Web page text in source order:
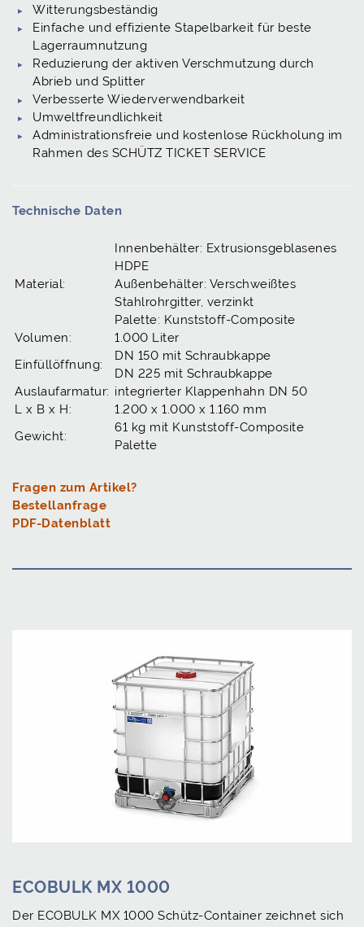
Witterungsbeständig
Einfache und effiziente Stapelbarkeit für beste
Lagerraumnutzung
Reduzierung der aktiven Verschmutzung durch
Abrieb und Splitter
Verbesserte Wiederverwendbarkeit
Umweltfreundlichkeit
Administrationsfreie und kostenlose Rückholung im
Rahmen des SCHÜTZ TICKET SERVICE
Technische Daten
Material:
Innenbehälter: Extrusionsgeblasenes
HDPE
Außenbehälter: Verschweißtes
Stahlrohrgitter, verzinkt
Palette: Kunststoff-Composite
Volumen:
1.000 Liter
Einfüllöffnung:
DN 150 mit Schraubkappe
DN 225 mit Schraubkappe
Auslaufarmatur: integrierter Klappenhahn DN 50
L x B x H:
1.200 x 1.000 x 1.160 mm
Gewicht:
61 kg mit Kunststoff-Composite
Palette
Fragen zum Artikel?
Bestellanfrage
PDF-Datenblatt
ECOBULK MX 1000
Der ECOBULK MX 1000 Schütz-Container zeichnet sich